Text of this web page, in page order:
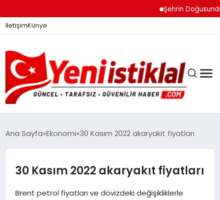
Şehrin Doğusundan
İletişimKünye
DÜNYA
Ana Sayfa Ekonomi 30 Kasım 2022 akaryakıt fiyatları
30 Kasım 2022 akaryakıt fiyatları
Brent petrol fiyatları ve dövizdeki değişikliklerle